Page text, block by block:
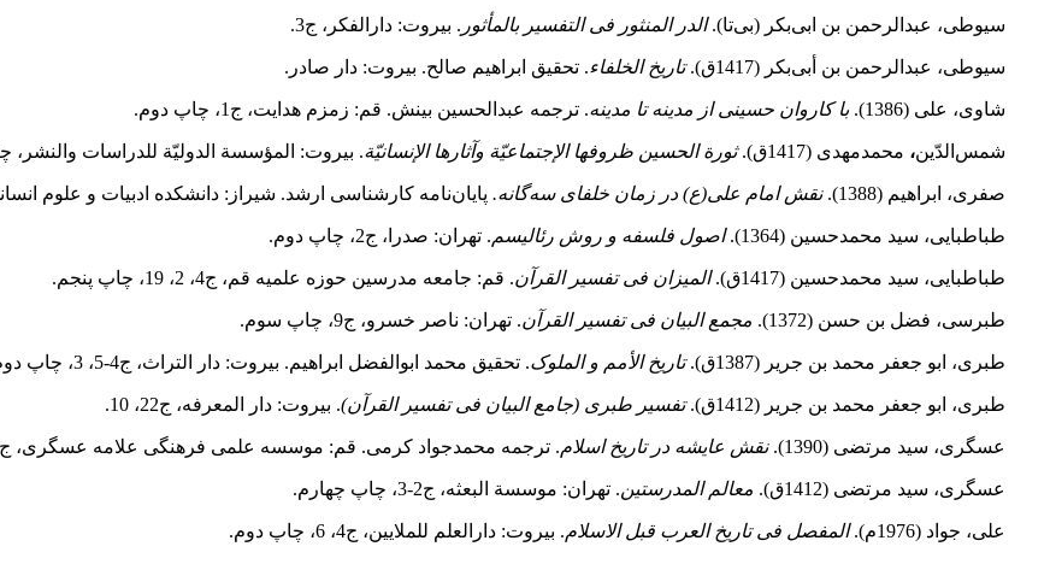
سیوطی، عبدالرحمن بن ابی‌بکر (بی‌تا).الدر المنثور فی التفسیر بالمأثور . بیروت: دارالفکر، ج3.
سیوطی، عبدالرحمن بن أبی‌بکر (1417ق). تاریخ الخلفاء. تحقیق ابراهیم صالح. بیروت: دار صادر.
شاوی، علی (1386). با کاروان حسینی از مدینه تا مدینه. ترجمه عبدالحسین بینش. قم: زمزم هدایت، ج1، چاپ دوم.
شمس‌الدّین، محمد‌مهدی (1417ق). ثورة الحسین ظروفها الإجتماعیّة وآثارها الإنسانیّة. بیروت: المؤسسة الدولیّة للدراسات والنشر،
صفری، ابراهیم (1388). نقش امام علی(ع) در زمان خلفای سهگانه. پایان‌نامه کارشناسی ارشد. شیراز: دانشکده ادبیات و علوم
طباطبایی، سید محمدحسین (1364). اصول فلسفه و روش رئالیسم. تهران: صدرا، ج2، چاپ دوم.
طباطبایی، سید محمدحسین (1417ق). المیزان فی تفسیر القرآن. قم: جامعه مدرسین حوزه علمیه قم، ج4، 2، 19، چاپ پنجم.
طبرسی، فضل بن حسن (1372). مجمع البیان فی تفسیر القرآن. تهران: ناصر خسرو، ج9، چاپ سوم.
طبری، ابو جعفر محمد بن جریر (1387ق). تاریخ الأمم و الملوک. تحقیق محمد ابو الفضل ابراهیم. بیروت: دار التراث، ج4-5، 3، چاپ دوم.
طبری، ابو جعفر محمد بن جریر (1412ق). تفسیر طبری (جامع البیان فی تفسیر القرآن). بیروت: دار المعرفه‏، ج22، 10.
عسگری، سید مرتضی (1390). نقش عایشه در تاریخ اسلام. ترجمه محمدجواد کرمی. قم: موسسه علمی فرهنگی علامه عسگری، ج1.
عسگری، سید مرتضی (1412ق). معالم المدرستین. تهران: موسسة البعثه، ج2-3، چاپ چهارم.
علی، جواد (1976م). المفصل فی تاریخ العرب قبل الاسلام. بیروت: دارالعلم للملایین، ج4، 6، چاپ دوم.